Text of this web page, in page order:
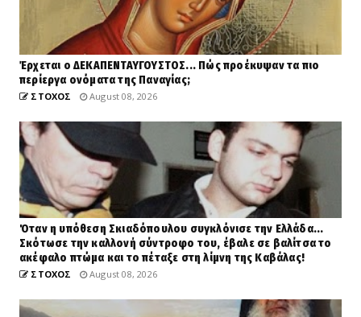
Έρχεται ο ΔΕΚΑΠΕΝΤΑΥΓΟΥΣΤΟΣ... Πώς προέκυψαν τα πιο
περίεργα ονόματα της Παναγίας;
ΣΤΟΧΟΣ August 08, 2026
Όταν η υπόθεση Σκιαδόπουλου συγκλόνισε την Ελλάδα...
Σκότωσε την καλλονή σύντροφο του, έβαλε σε βαλίτσα το
ακέφαλο πτώμα και το πέταξε στη λίμνη της Καβάλας!
ΣΤΟΧΟΣ August 08, 2026